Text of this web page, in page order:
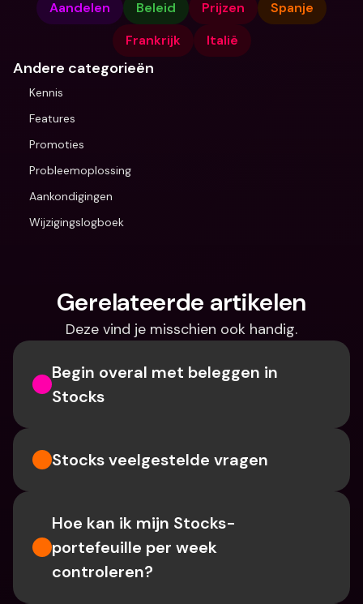
Aandelen Beleid Prijzen
Spanje
Frankrijk
Italië
Andere categorieën
Kennis
Features
Promoties
Probleemoplossing
Aankondigingen
Wijzigingslogboek
Gerelateerde artikelen
Deze vind je misschien ook handig.
Begin overal met beleggen in
Stocks
Stocks veelgestelde vragen
Hoe kan ik mijn Stocks-
portefeuille per week
controleren?